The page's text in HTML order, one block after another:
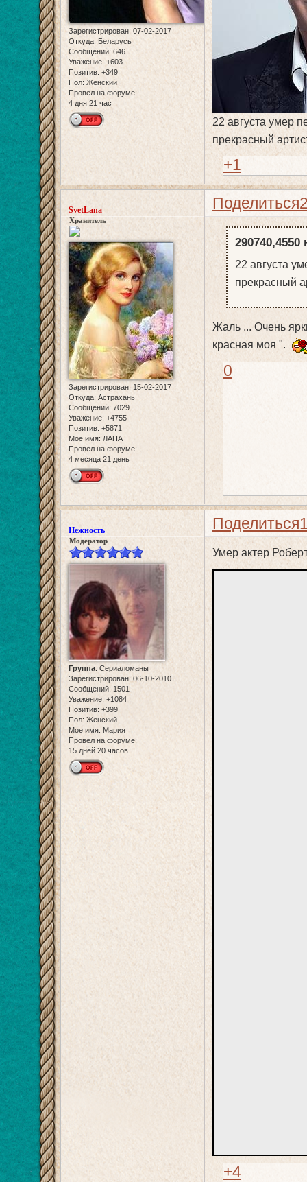
Зарегистрирован: 07-02-2017
Откуда: Беларусь
Сообщений: 646
Уважение: +603
Позитив: +349
Пол: Женский
Провел на форуме:
4 дня 21 час
22 августа умер
прекрасный
+1
Поделиться
SvetLana
Хранитель
Зарегистрирован: 15-02-2017
Откуда: Астрахань
Сообщений: 7029
Уважение: +4755
Позитив: +5871
Мое имя: ЛАНА
Провел на форуме:
4 месяца 21 день
290740,4550
22 августа
прекрасный
Жаль ... Очень
красная моя ".
0
Поделиться
Нежность
Модератор
Группа: Сериаломаны
Зарегистрирован: 06-10-2010
Сообщений: 1501
Уважение: +1084
Позитив: +399
Пол: Женский
Мое имя: Мария
Провел на форуме:
15 дней 20 часов
Умер актер
+4